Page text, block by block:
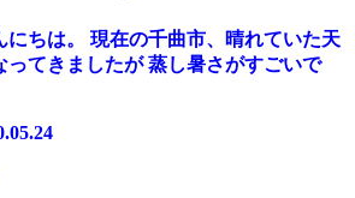
にちは。 現在の千曲市、晴れていた天
ってきましたが 蒸し暑さがすごいで